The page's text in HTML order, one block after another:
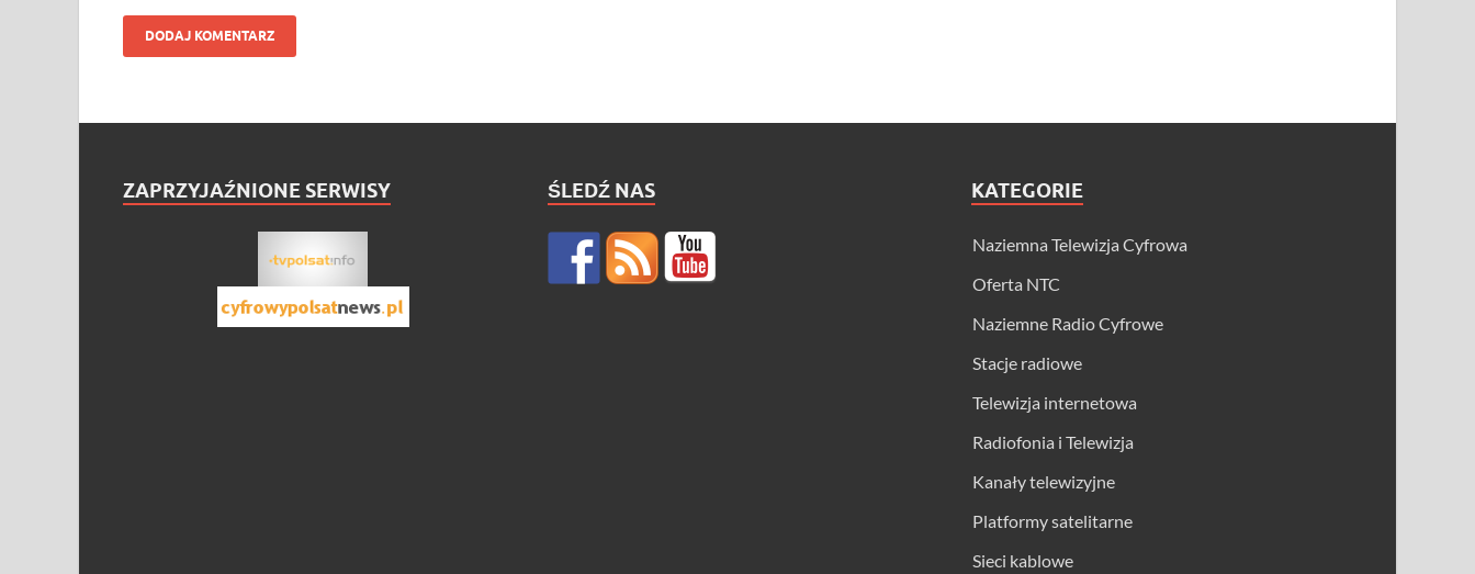
ZAPRZYJAŹNIONE SERWISY ŚLEDŹ NAS KATEGORIE
Naziemna Telewizja Cyfrowa
Oferta NTC
Naziemne Radio Cyfrowe
Stacje radiowe
Telewizja internetowa
Radiofonia i Telewizja
Kanały telewizyjne
Platformy satelitarne
Sieci kablowe